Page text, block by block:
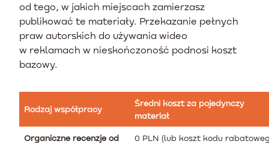
od tego, w jakich miejscach zamierzasz
publikować te materiały. Przekazanie pełnych
praw autorskich do używania wideo
w reklamach w nieskończoność podnosi koszt
bazowy.
Rodzaj współpracy
Średni koszt za pojedynczy
materiał
Organiczne recenzje od
0 PLN (lub koszt kodu